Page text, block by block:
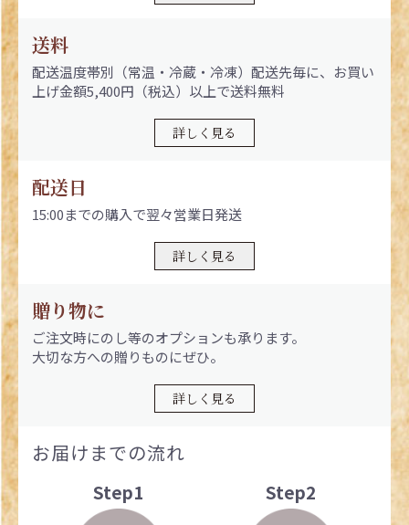
送料
配送温度帯別（常温・冷蔵・冷凍）配送先毎に、お買い
上げ金額5,400円（税込）以上で送料無料
詳しく見る
配送日
15:00までの購入で翌々営業日発送
詳しく見る
贈り物に
ご注文時にのし等のオプションも承ります。
大切な方への贈りものにぜひ。
詳しく見る
お届けまでの流れ
Step1 Step2